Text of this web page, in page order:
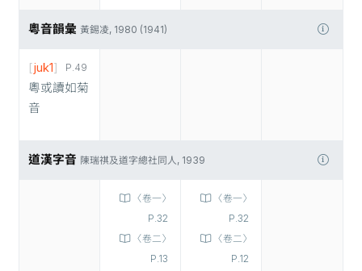
粵音韻彙 黃錫凌, 1980 (1941)
P.49
[juk1]
粵或讀如菊
音
道漢字音 陳瑞祺及道字總社同人, 1939
〈卷一〉
P.32
〈卷二〉
P.13
〈卷一〉
P.32
〈卷二〉
P.12